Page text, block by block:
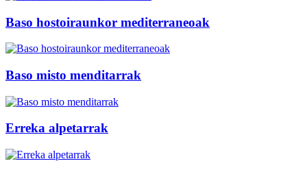
Baso hostoiraunkor mediterraneoak
Baso misto menditarrak
Erreka alpetarrak